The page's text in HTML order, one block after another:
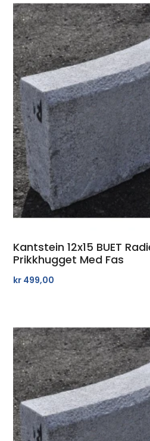
Kantstein 12x15 BUET
Prikkhugget Med Fas
kr 499,00